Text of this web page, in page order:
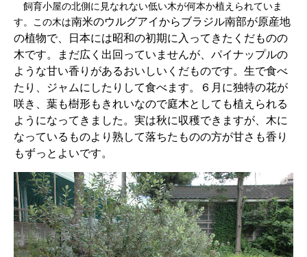
飼育小屋の北側に見なれない低い木が何本か植えられていま
す。この木は南米のウルグアイからブラジル南部が原産地
の植物で、日本には昭和の初期に入ってきたくだものの
木です。まだ広く出回っていませんが、パイナップルの
ような甘い香りがあるおいしいくだものです。生で食べ
たり、ジャムに したりして食べます。６月に独特の花が
咲き、葉も樹形もきれいなので庭木としても植えられる
ようになってきました。実は秋に収穫できますが、木に
なっているものより熟して落ちたものの方が甘さも香り
もずっとよいです。